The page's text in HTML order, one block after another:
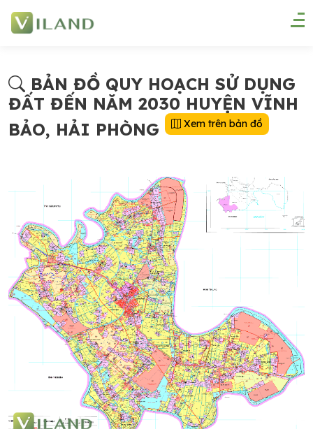
BẢN ĐỒ QUY HOẠCH SỬ DỤNG
ĐẤT ĐẾN NĂM 2030 HUYỆN VĨNH
BẢO, HẢI PHÒNG
Xem trên bản đồ